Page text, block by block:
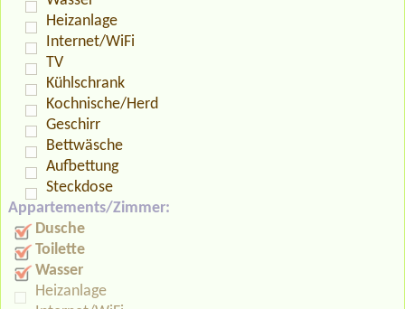
Heizanlage
Internet/WiFi
TV
Kühlschrank
Kochnische/Herd
Geschirr
Bettwäsche
Aufbettung
Steckdose
Appartements/Zimmer:
Dusche
Toilette
Wasser
Heizanlage